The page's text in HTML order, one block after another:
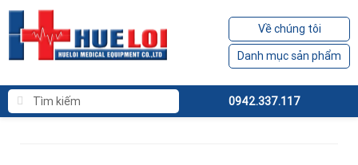
Về chúng tôi
Danh mục sản phẩm
0942.337.117